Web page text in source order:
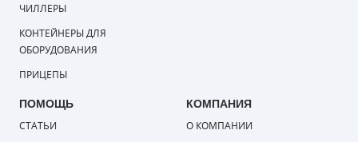
ЧИЛЛЕРЫ
КОНТЕЙНЕРЫ ДЛЯ
ОБОРУДОВАНИЯ
ПРИЦЕПЫ
ПОМОЩЬ
СТАТЬИ
КОМПАНИЯ
О КОМПАНИИ